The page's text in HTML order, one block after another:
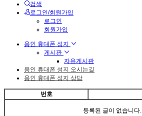
검색
로그인/회원가입
로그인
회원가입
용인 휴대폰 성지
게시판
자유게시판
용인 휴대폰 성지 오시는길
용인 휴대폰 성지 상담
번호
등록된 글이 없습니다.